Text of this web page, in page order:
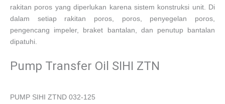
rakitan poros yang diperlukan karena sistem konstruksi unit. Di
dalam setiap rakitan poros, poros, penyegelan poros,
pengencang impeler, braket bantalan, dan penutup bantalan
dipatuhi.
Pump Transfer Oil SIHI ZTN
PUMP SIHI ZTND 032-125